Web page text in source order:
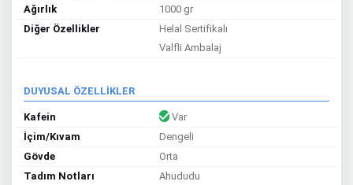
Ağırlık
1000 gr
Diğer Özellikler
Helal Sertifikalı
Valfli Ambalaj
DUYUSAL ÖZELLİKLER
Kafein
Var
İçim/Kıvam
Dengeli
Gövde
Orta
Tadım Notları
Ahududu